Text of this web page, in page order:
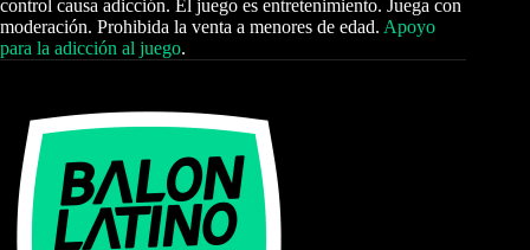
control causa adicción. El juego es entretenimiento. Juega con
moderación. Prohibida la venta a menores de edad. Apoyo
para la adicción al juego.